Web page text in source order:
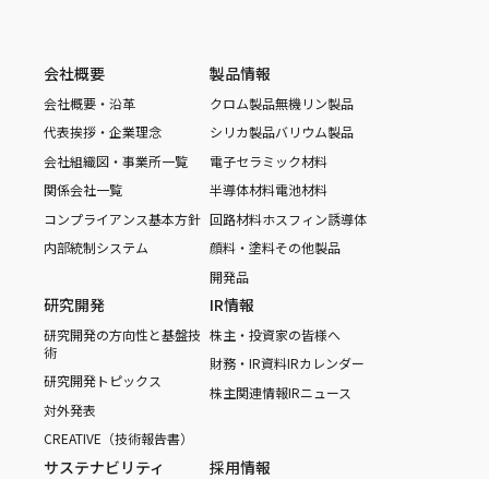
会社概要
会社概要・沿革
代表挨拶・企業理念
会社組織図・事業所一覧
関係会社一覧
コンプライアンス基本方針
内部統制システム
製品情報
クロム製品無機リン製品
シリカ製品バリウム製品
電子セラミック材料
半導体材料電池材料
回路材料ホスフィン誘導体
顔料・塗料その他製品
開発品
研究開発
研究開発の方向性と基盤技
術
研究開発トピックス
対外発表
CREATIVE（技術報告書）
IR情報
株主・投資家の皆様へ
財務・IR資料IRカレンダー
株主関連情報IRニュース
サステナビリティ 採用情報